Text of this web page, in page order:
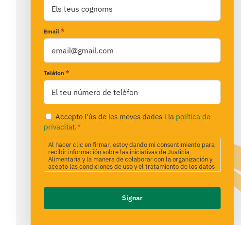
Email *
Telèfon *
Privacitat
* Accepto l'ús de les meves dades i la política de
privacitat.*
Al hacer clic en firmar, estoy dando mi consentimiento para
recibir información sobre las iniciativas de Justicia
Alimentaria y la manera de colaborar con la organización y
acepto las condiciones de uso y el tratamiento de los datos
según los términos incluidos en la Política de Privacidad.
utilizar tus datos para gestionar la relación de manera
transparente y alineada con nuestros objetivos. Si deseas
obtener detalles sobre tus derechos, no dudes en ponerte
en contacto con nosotros a través del correo electrónico